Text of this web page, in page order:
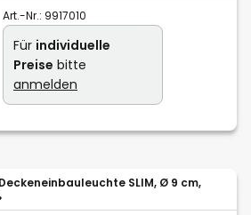
Art.-Nr.: 9917010
Für individuelle
Preise bitte
anmelden
Deckeneinbauleuchte SLIM, Ø 9 cm,